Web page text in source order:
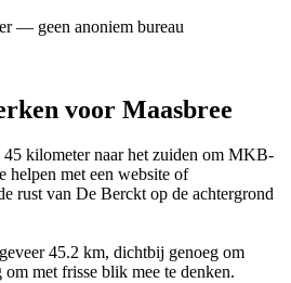
voor Maasbree
kilometer naar het zuiden om MKB-
helpen met een website of
rust van De Berckt op de achtergrond
45.2 km, dichtbij genoeg om
met frisse blik mee te denken.